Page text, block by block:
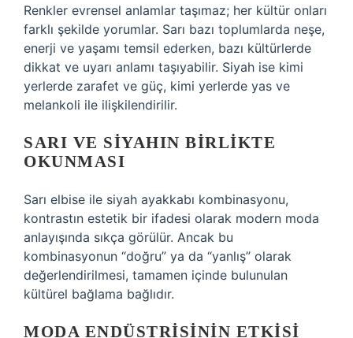
Renkler evrensel anlamlar taşımaz; her kültür onları
farklı şekilde yorumlar. Sarı bazı toplumlarda neşe,
enerji ve yaşamı temsil ederken, bazı kültürlerde
dikkat ve uyarı anlamı taşıyabilir. Siyah ise kimi
yerlerde zarafet ve güç, kimi yerlerde yas ve
melankoli ile ilişkilendirilir.
SARI VE SIYAHIN BIRLIKTE
OKUNMASI
Sarı elbise ile siyah ayakkabı kombinasyonu,
kontrastın estetik bir ifadesi olarak modern moda
anlayışında sıkça görülür. Ancak bu
kombinasyonun “doğru” ya da “yanlış” olarak
değerlendirilmesi, tamamen içinde bulunulan
kültürel bağlama bağlıdır.
MODA ENDÜSTRISININ ETKISI